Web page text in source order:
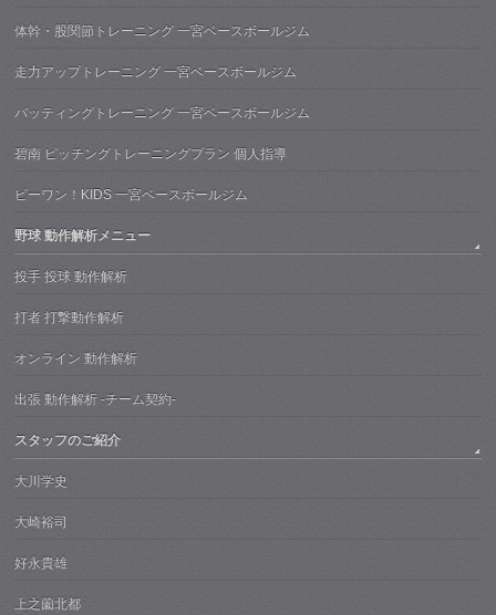
体幹・股関節トレーニング 一宮ベースボールジム
走力アップトレーニング 一宮ベースボールジム
バッティングトレーニング 一宮ベースボールジム
碧南 ピッチングトレーニングプラン 個人指導
ビーワン！KIDS 一宮ベースボールジム
野球 動作解析メニュー
投手 投球 動作解析
打者 打撃動作解析
オンライン 動作解析
出張 動作解析 -チーム契約-
スタッフのご紹介
大川学史
大崎裕司
好永貴雄
上之薗北都